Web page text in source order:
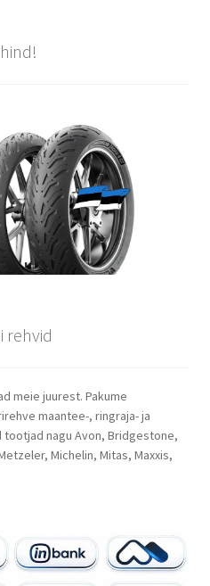
rehvid
meie juurest. Pakume
maantee-, ringraja- ja
nagu Avon, Bridgestone,
Michelin, Mitas, Maxxis,